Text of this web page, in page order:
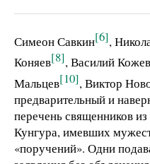
Симеон Савкин[6],
Коняев[8], Василий
Мальцев[10], Виктор
предварительный и
перечень священников
Кунгура, имевших
«поручений». Одни